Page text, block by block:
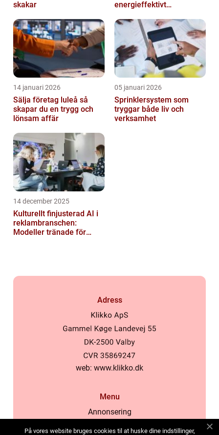
skakar
energieffektivt
14 januari 2026
Sälja företag luleå så
skapar du en trygg och
lönsam affär
05 januari 2026
Sprinklersystem som
tryggar både liv och
verksamhet
14 december 2025
Kulturellt finjusterad AI i
reklambranschen:
Modeller tränade för
Adress
web: www.klikko.dk
Menu
Annonsering
På vores website bruges cookies til at huske dine indstillinger,